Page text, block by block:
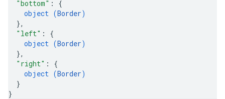
"bottom" : {
object (Border)
},
"left" : {
object (Border)
},
"right" : {
object (Border)
}
}